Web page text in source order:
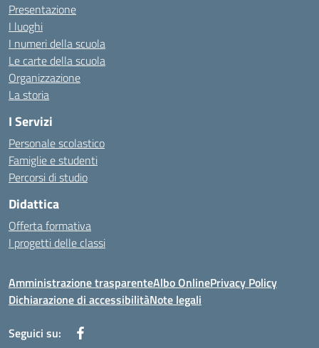
Presentazione
I luoghi
I numeri della scuola
Le carte della scuola
Organizzazione
La storia
I Servizi
Personale scolastico
Famiglie e studenti
Percorsi di studio
Didattica
Offerta formativa
I progetti delle classi
Amministrazione trasparenteAlbo OnlinePrivacy Policy
Dichiarazione di accessibilitàNote legali
Seguici su: